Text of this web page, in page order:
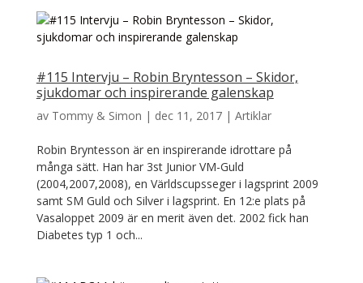
#115 Intervju – Robin Bryntesson – Skidor,
sjukdomar och inspirerande galenskap
av Tommy & Simon | dec 11, 2017| Artiklar
Robin Bryntesson är en inspirerande idrottare på
många sätt. Han har 3st Junior VM-Guld
(2004,2007,2008), en Världscupsseger i lagsprint 2009
samt SM Guld och Silver i lagsprint. En 12:e plats på
Vasaloppet 2009 är en merit även det. 2002 fick han
Diabetes typ 1 och...